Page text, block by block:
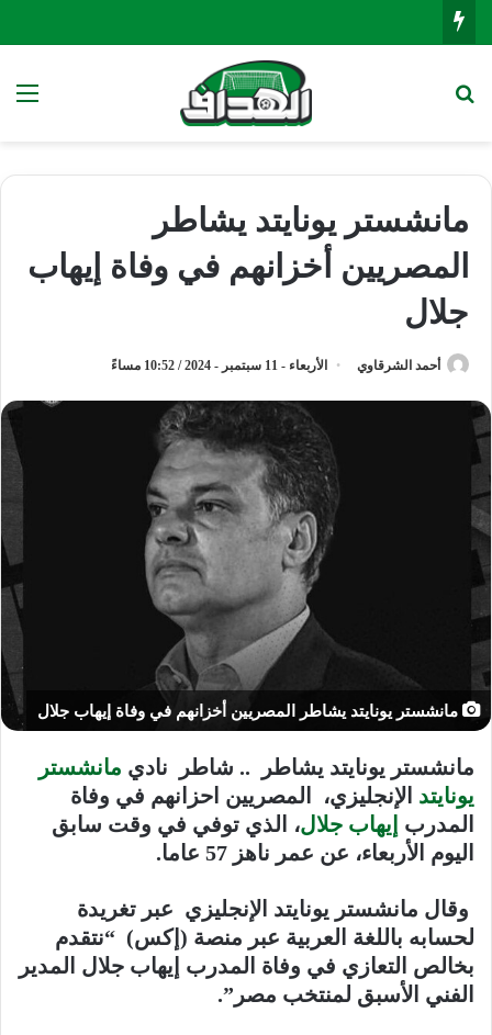
مانشستر يونايتد يشاطر
المصريين أخزانهم في وفاة إيهاب
جلال
أحمد الشرقاوي الأربعاء - 11 سبتمبر - 2024 / 10:52 مساءً
مانشستر يونايتد يشاطر المصريين أخزانهم في وفاة إيهاب جلال
مانشستر يونايتد يشاطر .. شاطر نادي مانشستر
يونايتد الإنجليزي، المصريين احزانهم في وفاة
المدرب إيهاب جلال، الذي توفي في وقت سابق
اليوم الأربعاء، عن عمر ناهز 57 عاما.
وقال مانشستر يونايتد الإنجليزي عبر تغريدة
لحسابه باللغة العربية عبر منصة (إكس) “نتقدم
بخالص التعازي في وفاة المدرب إيهاب جلال المدير
الفني الأسبق لمنتخب مصر”.